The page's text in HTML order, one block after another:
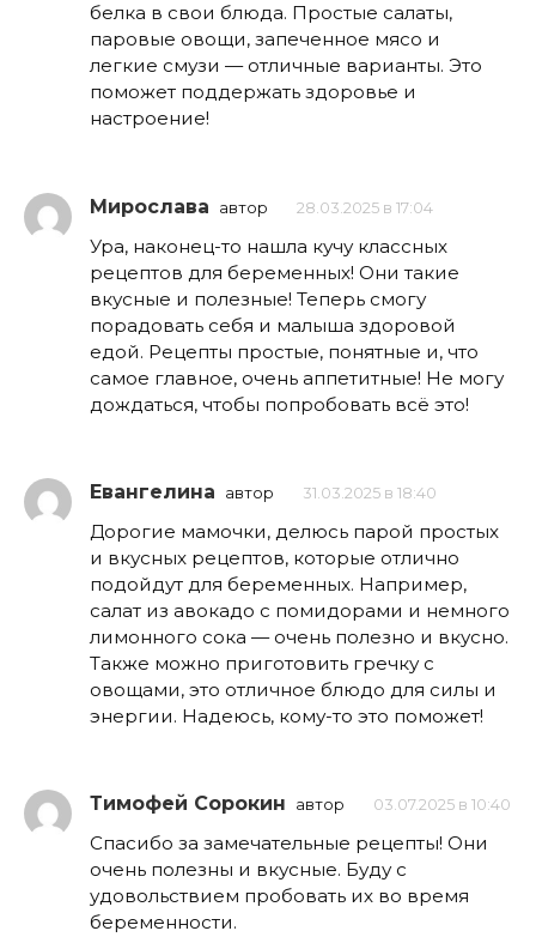
белка в свои блюда. Простые салаты,
паровые овощи, запеченное мясо и
легкие смузи — отличные варианты. Это
поможет поддержать здоровье и
настроение!
Мирослава автор 28.03.2025 в 17:04
Ура, наконец-то нашла кучу классных
рецептов для беременных! Они такие
вкусные и полезные! Теперь смогу
порадовать себя и малыша здоровой
едой. Рецепты простые, понятные и, что
самое главное, очень аппетитные! Не могу
дождаться, чтобы попробовать всё это!
Евангелина автор 31.03.2025 в 18:40
Дорогие мамочки, делюсь парой простых
и вкусных рецептов, которые отлично
подойдут для беременных. Например,
салат из авокадо с помидорами и немного
лимонного сока — очень полезно и вкусно.
Также можно приготовить гречку с
овощами, это отличное блюдо для силы и
энергии. Надеюсь, кому-то это поможет!
Тимофей Сорокин автор 03.07.2025 в 10:40
Спасибо за замечательные рецепты! Они
очень полезны и вкусные. Буду с
удовольствием пробовать их во время
беременности.